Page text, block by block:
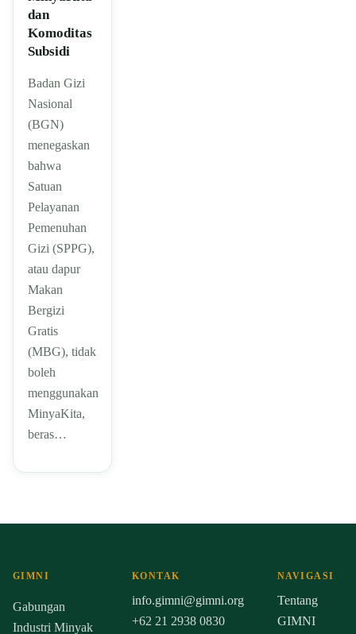
dan
Komoditas
Subsidi
Badan Gizi
Nasional
(BGN)
menegaskan
bahwa
Satuan
Pelayanan
Pemenuhan
Gizi (SPPG),
atau dapur
Makan
Bergizi
Gratis
(MBG), tidak
boleh
menggunakan
MinyaKita,
beras…
GIMNI
Gabungan
Industri Minyak
KONTAK
info.gimni@gimni.org
+62 21 2938 0830
NAVIGASI
Tentang
GIMNI